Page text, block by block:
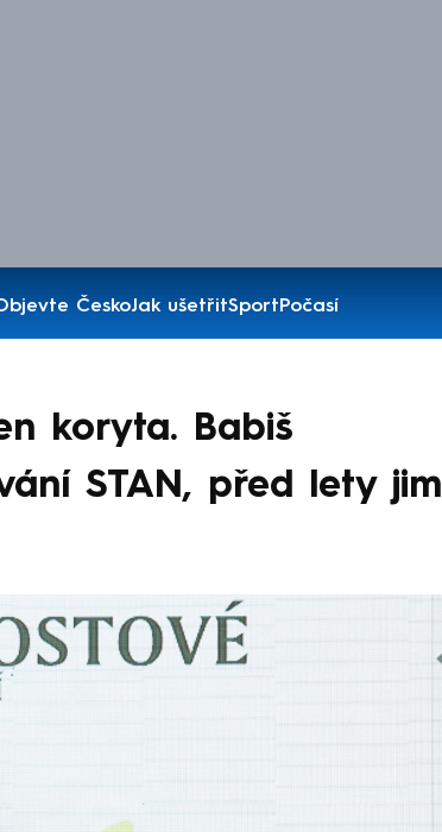
ČeskoJak ušetřitSportPočasí
koryta. Babiš
STAN, před lety jim